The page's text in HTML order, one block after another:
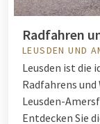
Radfahren
LEUSDEN UND
Leusden ist die
Radfahrens und
Leusden-
Entdecken Sie